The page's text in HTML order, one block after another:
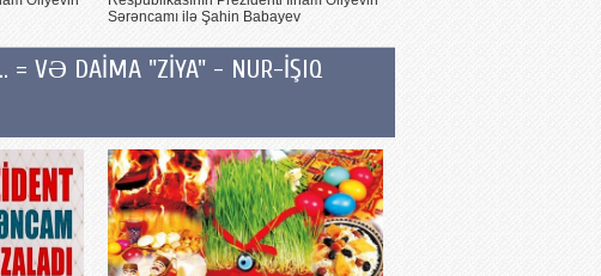
Sərəncamı ilə Şahin Babayev
VƏ DAİMA "ZİYA" - NUR-İŞIQ